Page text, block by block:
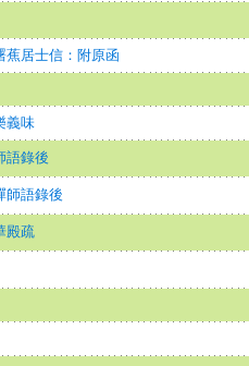
蕉居士信：附原函
義味
語錄後
師語錄後
殿疏